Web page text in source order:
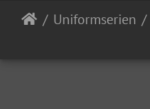
Uniformserien